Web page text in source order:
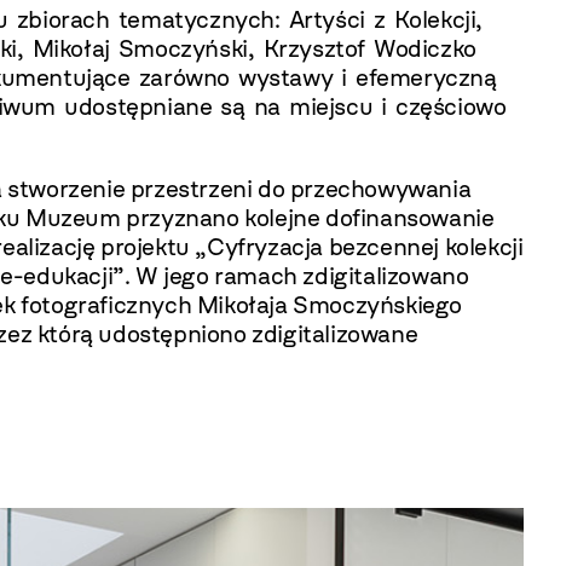
zbiorach tematycznych: Artyści z Kolekcji,
Mikołaj Smoczyński, Krzysztof Wodiczko
zarówno wystawy i efemeryczną
udostępniane są na miejscu i częściowo
przestrzeni do przechowywania
Muzeum przyznano kolejne dofinansowanie
projektu „Cyfryzacja bezcennej kolekcji
edukacji”. W jego ramach zdigitalizowano
fotograficznych Mikołaja Smoczyńskiego
którą udostępniono zdigitalizowane